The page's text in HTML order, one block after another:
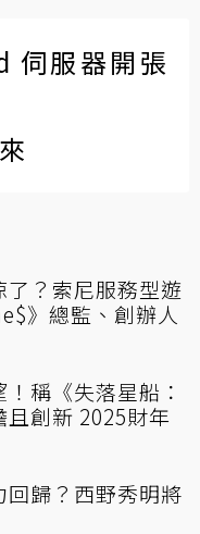
伺服器開張
了？索尼服務型遊
》總監、創辦人
稱《失落星船：
且創新 2025財年
回歸？西野秀明將